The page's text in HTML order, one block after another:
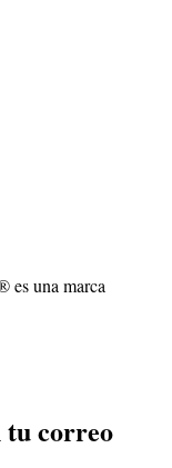
es una marca
tu correo